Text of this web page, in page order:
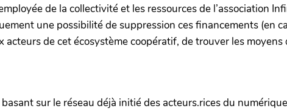
de la collectivité et les ressources de l’association
une possibilité de suppression ces financements (en
de cet écosystème coopératif, de trouver les moyens
sur le réseau déjà initié des acteurs.rices du